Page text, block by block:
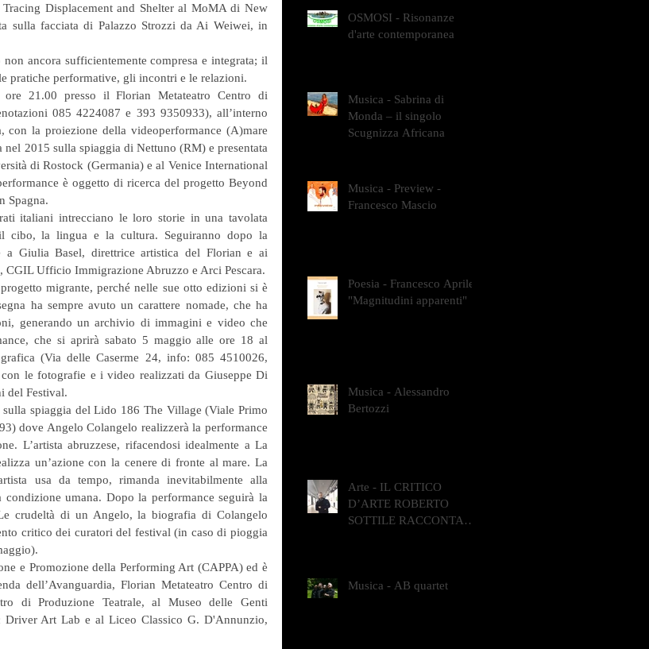
Displacement and Shelter al MoMA di New
sulla facciata di Palazzo Strozzi da Ai Weiwei, in
ancora sufficientemente compresa e integrata; il
pratiche performative, gli incontri e le relazioni.
21.00 presso il Florian Metateatro Centro di
085 4224087 e 393 9350933), all’interno
con la proiezione della videoperformance (A)mare
2015 sulla spiaggia di Nettuno (RM) e presentata
di Rostock (Germania) e al Venice International
è oggetto di ricerca del progetto Beyond
Spagna.
italiani intrecciano le loro storie in una tavolata
cibo, la lingua e la cultura. Seguiranno dopo la
a Giulia Basel, direttrice artistica del Florian e ai
CGIL Ufficio Immigrazione Abruzzo e Arci Pescara.
migrante, perché nelle sue otto edizioni si è
ha sempre avuto un carattere nomade, che ha
generando un archivio di immagini e video che
che si aprirà sabato 5 maggio alle ore 18 al
(Via delle Caserme 24, info: 085 4510026,
le fotografie e i video realizzati da Giuseppe Di
del Festival.
spiaggia del Lido 186 The Village (Viale Primo
dove Angelo Colangelo realizzerà la performance
L’artista abruzzese, rifacendosi idealmente a La
un’azione con la cenere di fronte al mare. La
usa da tempo, rimanda inevitabilmente alla
umana. Dopo la performance seguirà la
crudeltà di un Angelo, la biografia di Colangelo
critico dei curatori del festival (in caso di pioggia
e Promozione della Performing Art (CAPPA) ed è
dell’Avanguardia, Florian Metateatro Centro di
di Produzione Teatrale, al Museo delle Genti
Art Lab e al Liceo Classico G. D'Annunzio,
OSMOSI - Risonanze
d'arte contemporanea
Musica - Sabrina di
Monda – il singolo
Scugnizza Africana
Musica - Preview -
Francesco Mascio
Poesia - Francesco Aprile -
"Magnitudini apparenti"
Musica - Alessandro
Bertozzi
Arte - IL CRITICO
D’ARTE ROBERTO
SOTTILE RACCONTA
Musica - AB quartet